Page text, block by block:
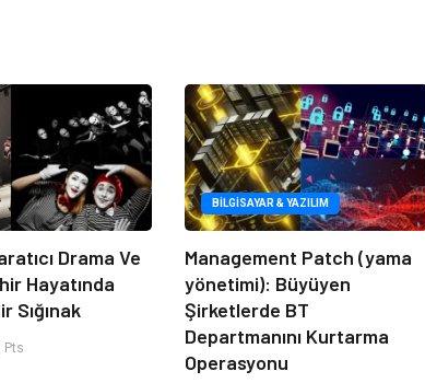
Drama Ve
Hayatında
Sığınak
Pts
BILGISAYAR & YAZILIM
Management Patch (yama
yönetimi): Büyüyen
Şirketlerde BT
Departmanını Kurtarma
Operasyonu